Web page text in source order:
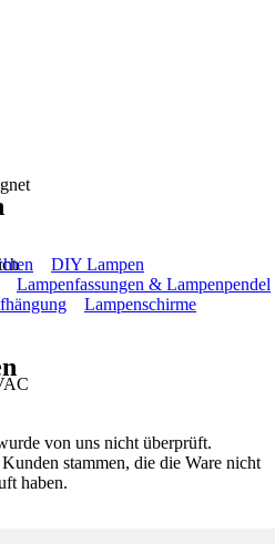
DIY Lampen
Lampenfassungen & Lampenpendel
Lampenschirme
von uns nicht überprüft.
stammen, die die Ware nicht
haben.